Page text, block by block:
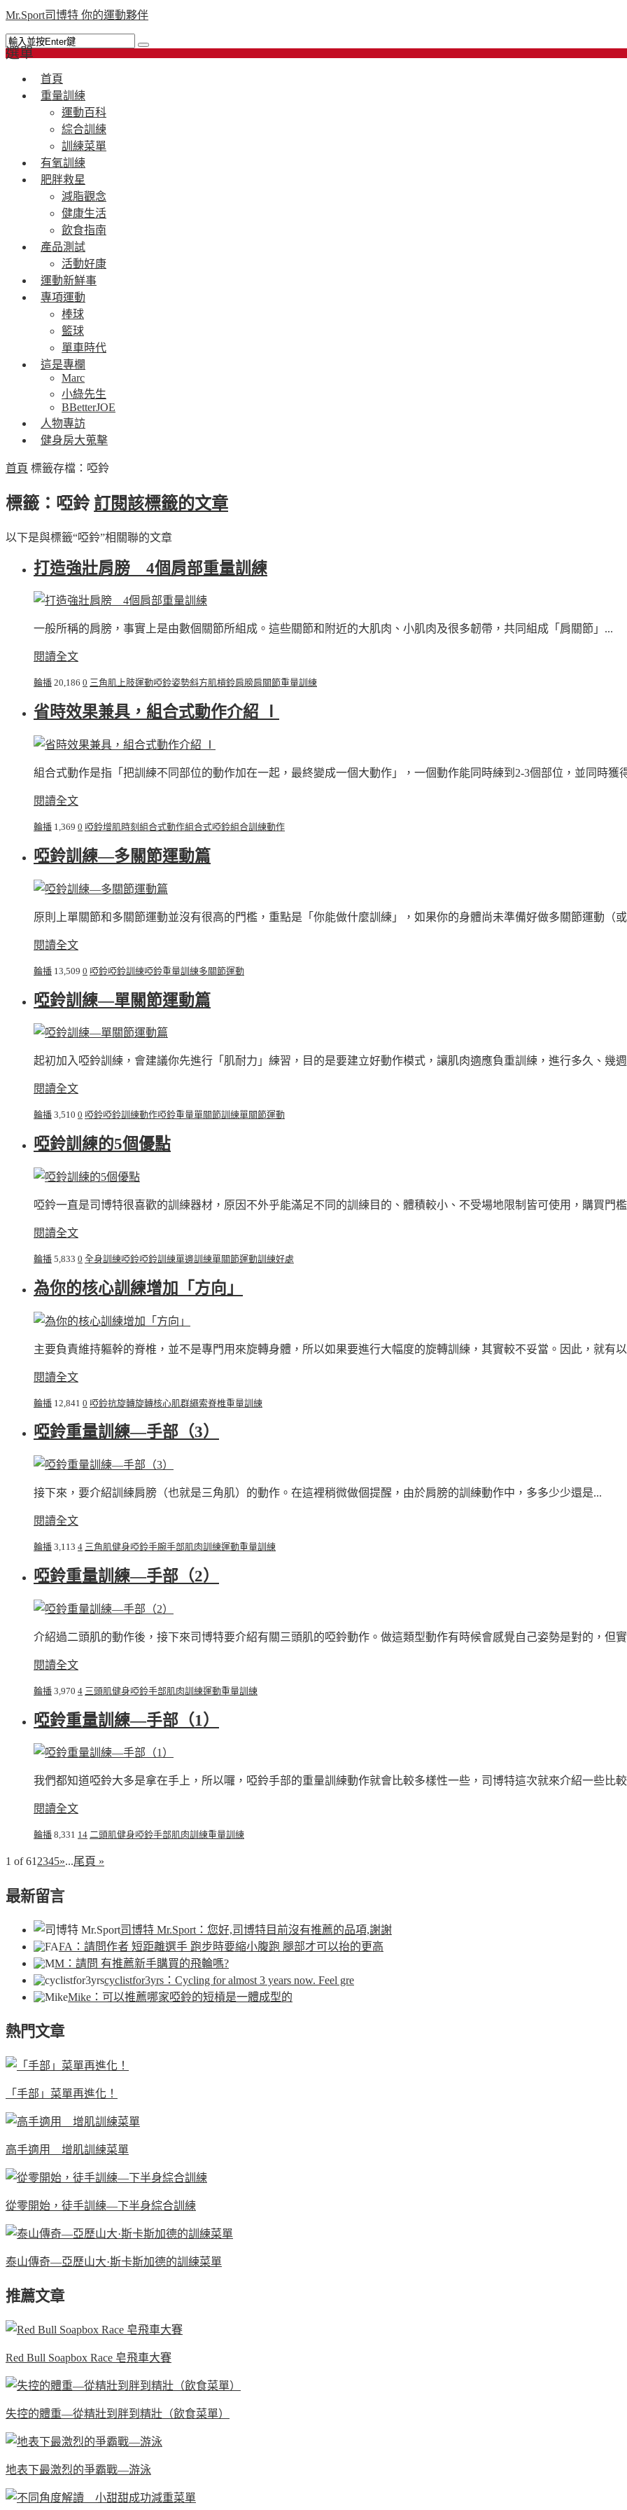
Mr.Sport司博特 你的運動夥伴
選單
首頁
重量訓練
運動百科
綜合訓練
訓練菜單
有氧訓練
肥胖救星
減脂觀念
健康生活
飲食指南
產品測試
活動好康
運動新鮮事
專項運動
棒球
籃球
單車時代
這是專欄
Marc
小綠先生
BBetterJOE
人物專訪
健身房大蒐擊
首頁 標籤存檔：啞鈴
標籤：啞鈴 訂閱該標籤的文章
以下是與標籤“啞鈴”相關聯的文章
打造強壯肩膀 4個肩部重量訓練
一般所稱的肩膀，事實上是由數個關節所組成。這些關節和附近的大肌肉、小肌肉及很多韌帶，共同組成「肩關節」...
閱讀全文
輪播 20,186 0 三角肌 上肢運動啞鈴姿勢斜方肌槓鈴肩膀肩關節重量訓練
省時效果兼具，組合式動作介紹 Ⅰ
組合式動作是指「把訓練不同部位的動作加在一起，最終變成一個大動作」，一個動作能同時練到2-3個部位，並同時獲
閱讀全文
輪播 1,369 0 啞鈴增肌時刻 組合式動作組合式啞鈴組合訓練動作
啞鈴訓練—多關節運動篇
原則上單關節和多關節運動並沒有很高的門檻，重點是「你能做什麼訓練」，如果你的身體尚未準備好做多關節運動（
閱讀全文
輪播 13,509 0 啞鈴啞鈴訓練啞鈴重量訓練多關節運動
啞鈴訓練—單關節運動篇
起初加入啞鈴訓練，會建議你先進行「肌耐力」練習，目的是要建立好動作模式，讓肌肉適應負重訓練，進行多久、幾
閱讀全文
輪播 3,510 0 啞鈴啞鈴訓練動作啞鈴重量單關節訓練單關節運動
啞鈴訓練的5個優點
啞鈴一直是司博特很喜歡的訓練器材，原因不外乎能滿足不同的訓練目的、體積較小、不受場地限制皆可使用，購買門
閱讀全文
輪播 5,833 0 全身訓練啞鈴啞鈴訓練單邊訓練單關節運動訓練好處
為你的核心訓練增加「方向」
主要負責維持軀幹的脊椎，並不是專門用來旋轉身體，所以如果要進行大幅度的旋轉訓練，其實較不妥當。因此，就有
閱讀全文
輪播 12,841 0 啞鈴抗旋轉旋轉核心肌群繩索脊椎重量訓練
啞鈴重量訓練—手部（3）
接下來，要介紹訓練肩膀（也就是三角肌）的動作。在這裡稍微做個提醒，由於肩膀的訓練動作中，多多少少還是...
閱讀全文
輪播 3,113 4 三角肌健身啞鈴手腕手部肌肉訓練運動重量訓練
啞鈴重量訓練—手部（2）
介紹過二頭肌的動作後，接下來司博特要介紹有關三頭肌的啞鈴動作。做這類型動作有時候會感覺自己姿勢是對的，但
閱讀全文
輪播 3,970 4 三頭肌 健身啞鈴手部肌肉訓練運動重量訓練
啞鈴重量訓練—手部（1）
我們都知道啞鈴大多是拿在手上，所以囉，啞鈴手部的重量訓練動作就會比較多樣性一些，司博特這次就來介紹一些比
閱讀全文
輪播 8,331 14 二頭肌健身啞鈴手部肌肉訓練重量訓練
1 of 612345»...尾頁 »
最新留言
司博特 Mr.Sport ：您好,司博特目前沒有推薦的品項,謝謝
FA ：請問作者 短距離選手 跑步時要縮小腹跑 腿部才可以抬的更高
M ：請問 有推薦新手購買的飛輪嗎?
cyclistfor3yrs ：Cycling for almost 3 years now. Feel gre
Mike ：可以推薦哪家啞鈴的短槓是一體成型的
熱門文章
「手部」菜單再進化！
高手適用 增肌訓練菜單
從零開始，徒手訓練—下半身綜合訓練
泰山傳奇—亞歷山大·斯卡斯加德的訓練菜單
推薦文章
Red Bull Soapbox Race 皂飛車大賽
失控的體重—從精壯到胖到精壯（飲食菜單）
地表下最激烈的爭霸戰—游泳